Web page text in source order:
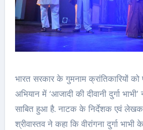
भारत सरकार के गुमनाम क्रांतिकारियों
अभियान में ‘आजादी की दीवानी दुर्गा
साबित हुआ है. नाटक के निर्देशक एवं लेखक
श्रीवास्तव ने कहा कि वीरांगना दुर्गा